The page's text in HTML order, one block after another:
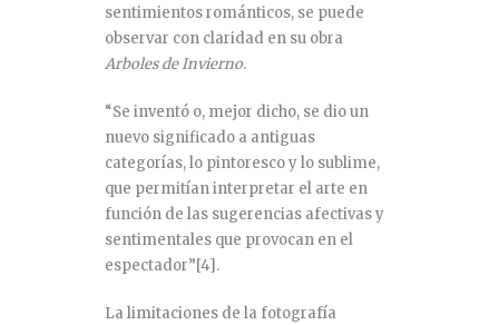
sentimientos románticos, se puede
observar con claridad en su obra
Arboles de Invierno.
“Se inventó o, mejor dicho, se dio un
nuevo significado a antiguas
categorías, lo pintoresco y lo sublime,
que permitían interpretar el arte en
función de las sugerencias afectivas y
sentimentales que provocan en el
espectador”[4].
La limitaciones de la fotografía